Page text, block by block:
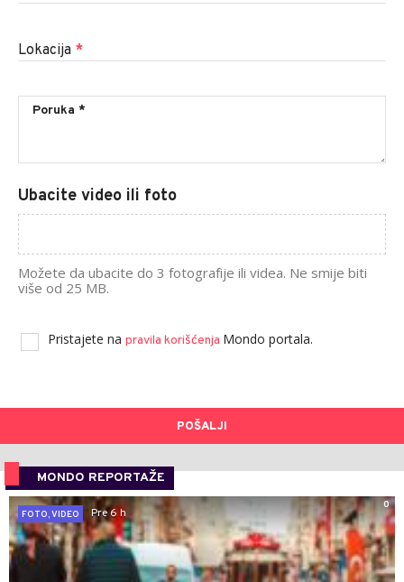
Lokacija *
Ubacite video ili foto
Možete da ubacite do 3 fotografije ili videa. Ne smije biti
više od 25 MB.
Pristajete na pravila korišćenja Mondo portala.
POŠALJI
MONDO REPORTAŽE
0
FOTO, VIDEO
Pre 6 h